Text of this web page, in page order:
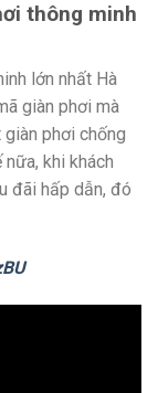
thông minh
lớn nhất Hà
giàn phơi mà
phơi chống
khi khách
đãi hấp dẫn, đó